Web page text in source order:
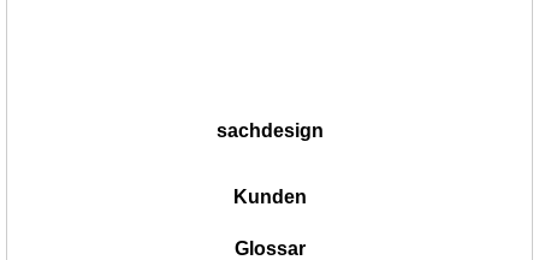
sachdesign
Kunden
Glossar